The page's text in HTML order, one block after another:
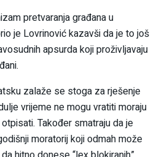
pretvaranja građana u
je Lovrinović kazavši da je to još
apsurda koji proživljavaju
zalaže se stoga za rješenje
vrijeme ne mogu vratiti moraju
Također smatraju da je
moratorij koji odmah može